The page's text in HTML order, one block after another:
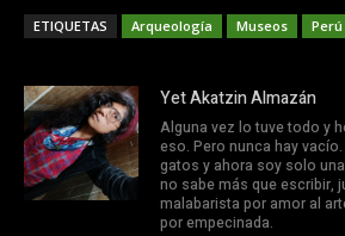
ETIQUETAS Arqueología Museos Perú
Yet Akatzin Almazán
Alguna vez lo tuve todo y
eso. Pero nunca hay
gatos y ahora soy solo
no sabe más que escribir,
malabarista por amor al
por empecinada.